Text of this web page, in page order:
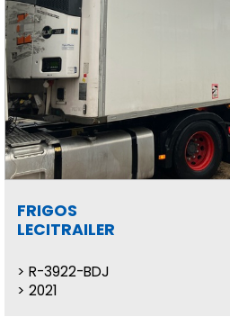
FRIGOS
LECITRAILER
R-3922-BDJ
2021